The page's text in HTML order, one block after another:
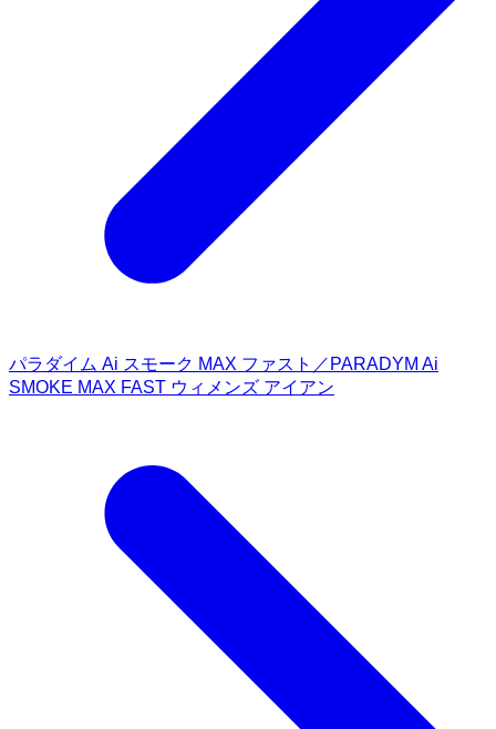
パラダイム Ai スモーク MAX ファスト／PARADYM Ai
SMOKE MAX FAST ウィメンズ アイアン